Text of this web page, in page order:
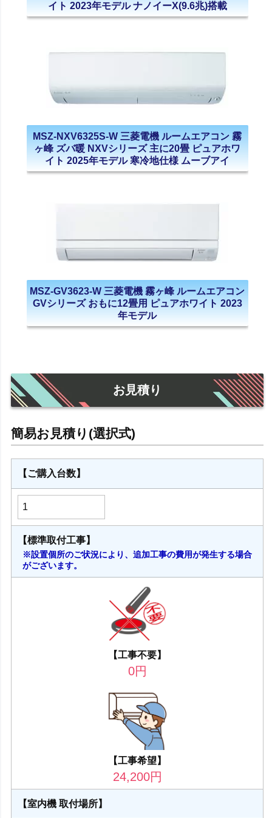
イト 2023年モデル ナノイーX(9.6兆)搭載
MSZ-NXV6325S-W 三菱電機 ルームエアコン 霧
ヶ峰 ズバ暖 NXVシリーズ 主に20畳 ピュアホワ
イト 2025年モデル 寒冷地仕様 ムーブアイ
MSZ-GV3623-W 三菱電機 霧ヶ峰 ルームエアコン
GVシリーズ おもに12畳用 ピュアホワイト 2023
年モデル
お見積り
【ご購入台数】
【標準取付工事】
※設置個所のご状況により、追加工事の費用が発生する場合
がございます。
【工事不要】
0円
【工事希望】
24,200円
【室内機 取付場所】